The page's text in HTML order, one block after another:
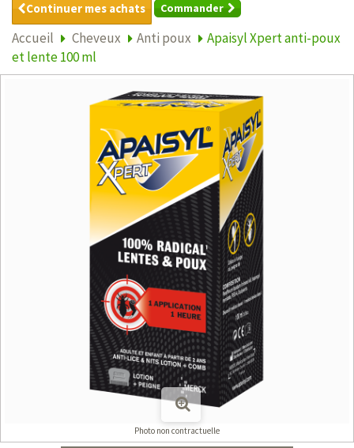
Continuer mes achats Commander
Accueil Cheveux Anti poux
Apaisyl Xpert anti-poux
et lente 100 ml
Photo non contractuelle